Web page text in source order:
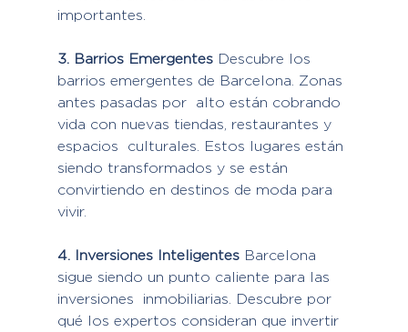
importantes.
3. Barrios Emergentes Descubre los
barrios emergentes de Barcelona. Zonas
antes pasadas por  alto están cobrando
vida con nuevas tiendas, restaurantes y
espacios  culturales. Estos lugares están
siendo transformados y se están
convirtiendo en destinos de moda para
vivir.
4. Inversiones Inteligentes Barcelona
sigue siendo un punto caliente para las
inversiones  inmobiliarias. Descubre por
qué los expertos consideran que invertir